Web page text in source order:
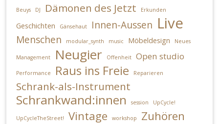
Beuys DJ Dämonen des Jetzt Erkunden
Geschichten Gänsehaut Innen-Aussen Live
Menschen modular_synth music Möbeldesign Neues
Management Neugier Offenheit Open studio
Performance Raus ins Freie Reparieren
Schrank-als-Instrument
Schrankwand:innen session UpCycle!
UpCycleTheStreet! Vintage workshop Zuhören